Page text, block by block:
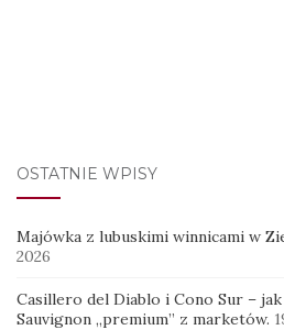
OSTATNIE WPISY
Majówka z lubuskimi winnicami w
2026
Casillero del Diablo i Cono Sur –
Sauvignon „premium” z marketów.